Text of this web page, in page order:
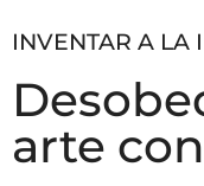
INVENTAR A LA
arte